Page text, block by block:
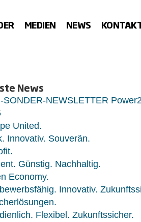
MEDIEN NEWS
News
SONDER-NEWSLETTER
United.
Innovativ. Souverän.
Günstig. Nachhaltig.
Economy.
Innovativ.
Flexibel. Zukunftssicher.